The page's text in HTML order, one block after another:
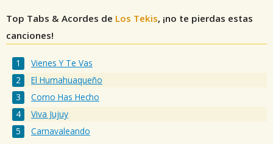
Top Tabs & Acordes de Los Tekis, ¡no te pierdas estas
canciones!
Vienes Y Te Vas
El Humahuaqueño
Como Has Hecho
Viva Jujuy
Carnavaleando